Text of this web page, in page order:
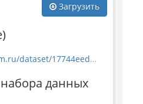
Загрузить
resource/3f35257d-5db0-4531-a744-9fbc6cca7db1/download/mineral_29906.jpg
данных